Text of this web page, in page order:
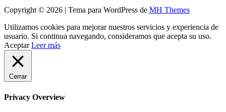
Copyright © 2026 | Tema para WordPress de MH Themes
Utilizamos cookies para mejorar nuestros servicios y experiencia de
usuario. Si continua navegando, consideramos que acepta su uso.
Aceptar Leer más
Cerrar
Privacy Overview